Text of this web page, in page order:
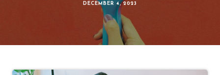
DECEMBER 4, 2023